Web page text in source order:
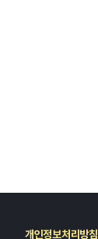
개인정보처리방침